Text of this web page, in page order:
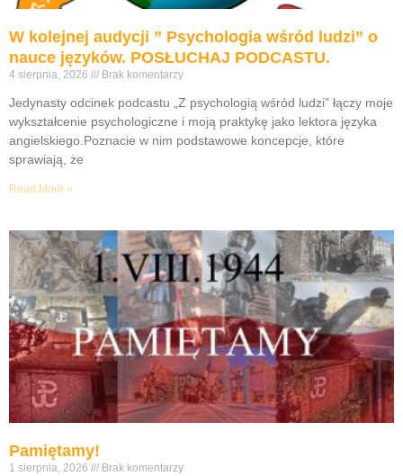
W kolejnej audycji ” Psychologia wśród ludzi” o
nauce języków. POSŁUCHAJ PODCASTU.
4 sierpnia, 2026 Brak komentarzy
Jedynasty odcinek podcastu „Z psychologią wśród ludzi” łączy moje
wykształcenie psychologiczne i moją praktykę jako lektora języka
angielskiego.Poznacie w nim podstawowe koncepcje, które
sprawiają, że
Read More »
Pamiętamy!
1 sierpnia, 2026 Brak komentarzy